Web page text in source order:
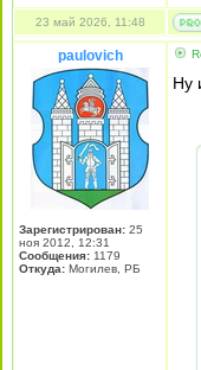
23 май 2026, 11:48
paulovich
Зарегистрирован: 25
ноя 2012, 12:31
Сообщения: 1179
Откуда: Могилев, РБ
Ну